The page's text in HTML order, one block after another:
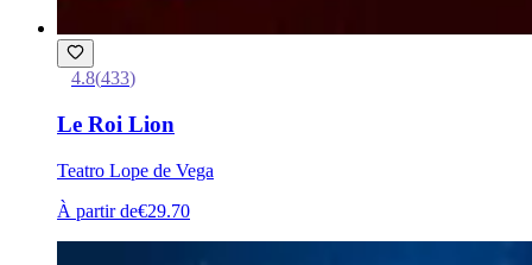
4.8(433)
Le Roi Lion
Teatro Lope de Vega
À partir de€29.70